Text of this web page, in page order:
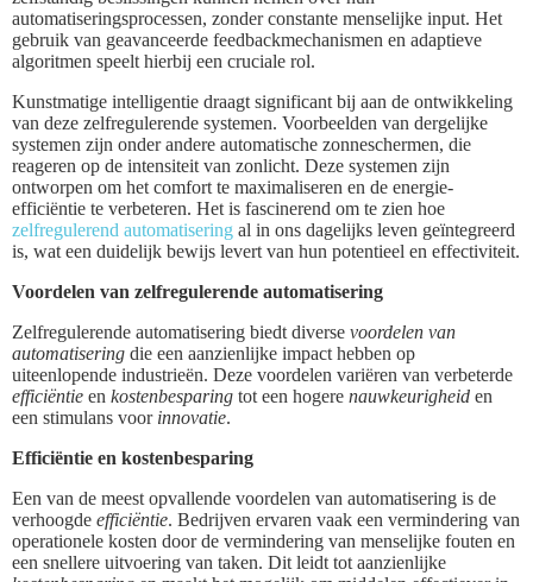
automatiseringsprocessen, zonder constante menselijke input. Het
gebruik van geavanceerde feedbackmechanismen en adaptieve
algoritmen speelt hierbij een cruciale rol.
Kunstmatige intelligentie draagt significant bij aan de ontwikkeling
van deze zelfregulerende systemen. Voorbeelden van dergelijke
systemen zijn onder andere automatische zonneschermen, die
reageren op de intensiteit van zonlicht. Deze systemen zijn
ontworpen om het comfort te maximaliseren en de energie-
efficiëntie te verbeteren. Het is fascinerend om te zien hoe
zelfregulerend automatisering al in ons dagelijks leven geïntegreerd
is, wat een duidelijk bewijs levert van hun potentieel en effectiviteit.
Voordelen van zelfregulerende automatisering
Zelfregulerende automatisering biedt diverse voordelen van
automatisering die een aanzienlijke impact hebben op
uiteenlopende industrieën. Deze voordelen variëren van verbeterde
efficiëntie en kostenbesparing tot een hogere nauwkeurigheid en
een stimulans voor innovatie.
Efficiëntie en kostenbesparing
Een van de meest opvallende voordelen van automatisering is de
verhoogde efficiëntie. Bedrijven ervaren vaak een vermindering van
operationele kosten door de vermindering van menselijke fouten en
een snellere uitvoering van taken. Dit leidt tot aanzienlijke